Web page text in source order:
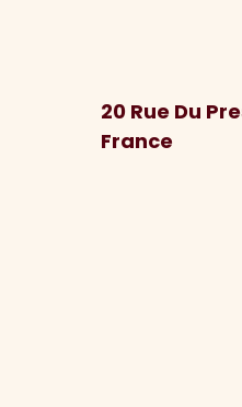
20 Rue Du
France